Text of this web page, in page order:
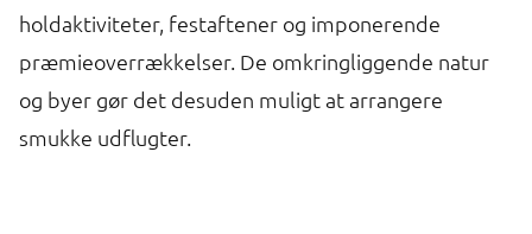
holdaktiviteter, festaftener og imponerende
præmieoverrækkelser. De omkringliggende natur
og byer gør det desuden muligt at arrangere
smukke udflugter.